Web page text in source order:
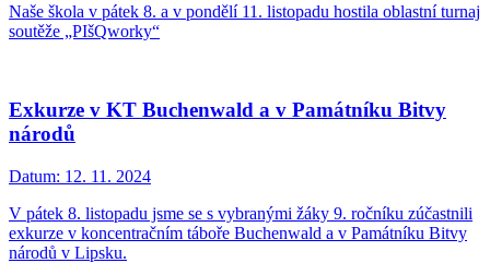
Naše škola v pátek 8. a v pondělí 11. listopadu hostila oblastní turnaj
soutěže „PIšQworky“
Exkurze v KT Buchenwald a v Památníku Bitvy
národů
Datum: 12. 11. 2024
V pátek 8. listopadu jsme se s vybranými žáky 9. ročníku zúčastnili
exkurze v koncentračním táboře Buchenwald a v Památníku Bitvy
národů v Lipsku.